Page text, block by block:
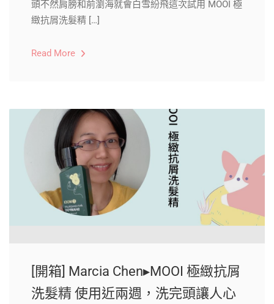
頭不然肩膀和前瀏海就會白雪紛飛這次試用 MOOI 極
緻抗屑洗髮精 […]
Read More
[開箱] Marcia Chen▸MOOI 極緻抗屑
洗髮精 使用近兩週，洗完頭讓人心